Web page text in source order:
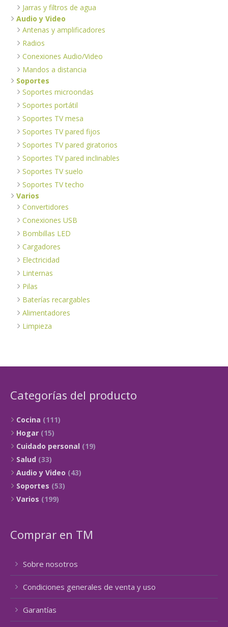
Jarras y filtros de agua
Audio y Video
Antenas y amplificadores
Radios
Conexiones Audio/Video
Mandos a distancia
Soportes
Soportes microondas
Soportes portátil
Soportes TV mesa
Soportes TV pared fijos
Soportes TV pared giratorios
Soportes TV pared inclinables
Soportes TV suelo
Soportes TV techo
Varios
Convertidores
Conexiones USB
Bombillas LED
Cargadores
Electricidad
Linternas
Pilas
Baterías recargables
Alimentadores
Limpieza
Categorías del producto
Cocina (111)
Hogar (15)
Cuidado personal (19)
Salud (33)
Audio y Video (43)
Soportes (53)
Varios (199)
Comprar en TM
Sobre nosotros
Condiciones generales de venta y uso
Garantías